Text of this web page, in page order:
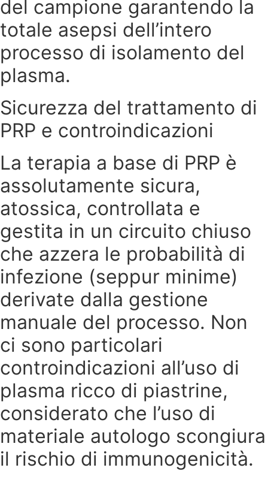
del campione garantendo la
totale asepsi dell’intero
processo di isolamento del
plasma.
Sicurezza del trattamento di
PRP e controindicazioni
La terapia a base di PRP è
assolutamente sicura,
atossica, controllata e
gestita in un circuito chiuso
che azzera le probabilità di
infezione (seppur minime)
derivate dalla gestione
manuale del processo. Non
ci sono particolari
controindicazioni all’uso di
plasma ricco di piastrine,
considerato che l’uso di
materiale autologo scongiura
il rischio di immunogenicità.